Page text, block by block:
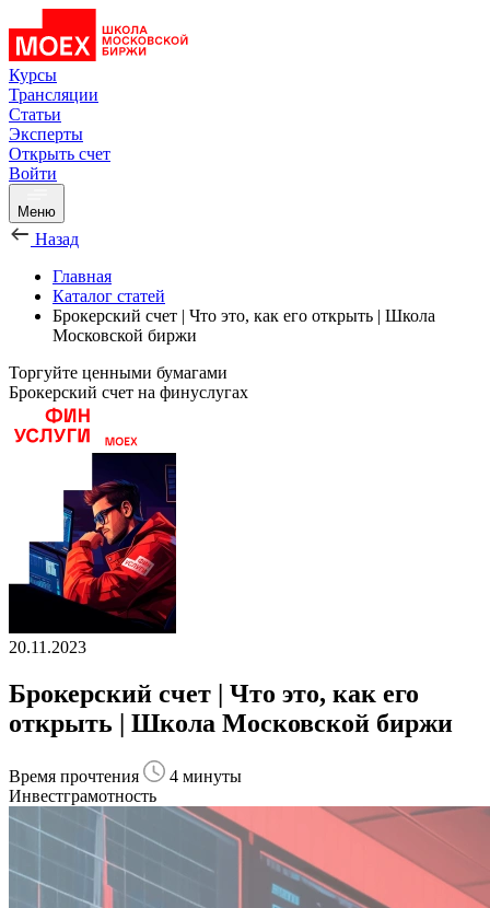
Курсы
Трансляции
Статьи
Эксперты
Открыть счет
Войти
Меню
Назад
Главная
Каталог статей
Брокерский счет | Что это, как его открыть | Школа
Московской биржи
Торгуйте ценными бумагами
Брокерский счет на финуслугах
20.11.2023
Брокерский счет | Что это, как его
открыть | Школа Московской биржи
Время прочтения
4 минуты
Инвестграмотность